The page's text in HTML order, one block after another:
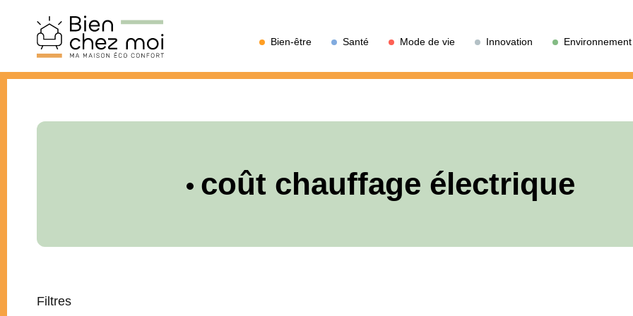
Bien-être Santé Mode de vie Innovation Environnement
coût chauffage électrique
Filtres